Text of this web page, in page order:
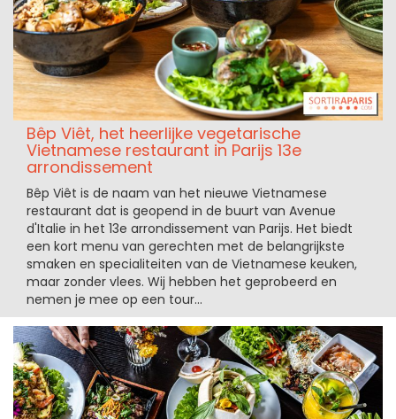
Bêp Viêt, het heerlijke vegetarische
Vietnamese restaurant in Parijs 13e
arrondissement
Bêp Viêt is de naam van het nieuwe Vietnamese
restaurant dat is geopend in de buurt van Avenue
d'Italie in het 13e arrondissement van Parijs. Het biedt
een kort menu van gerechten met de belangrijkste
smaken en specialiteiten van de Vietnamese keuken,
maar zonder vlees. Wij hebben het geprobeerd en
nemen je mee op een tour...